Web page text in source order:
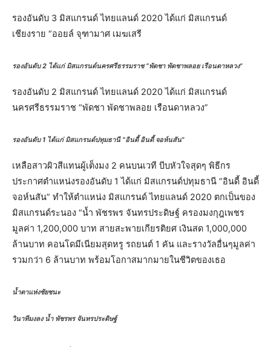
รองอันดับ 3 มิสแกรนด์ ไทยแลนด์ 2020 ได้แก่ มิสแกรนด์
เชียงราย “ออยล์ จุฑามาศ เมฆเสรี
รองอันดับ 2 ได้แก่ มิสแกรนด์นครศรีธรรมราช “พัดชา พัดชาพลอย เรือนดาหลวง”
รองอันดับ 2 มิสแกรนด์ ไทยแลนด์ 2020 ได้แก่ มิสแกรนด์
นครศรีธรรมราช “พัดชา พัดชาพลอย เรือนดาหลวง”
รองอันดับ 1 ได้แก่ มิสแกรนด์ปทุมธานี “อินดี้ อินดี้ จอห์นสัน”
เหลือสาวผิวสีแทนผู้เต็งมง 2 คนบนเวที บีบหัวใจสุดๆ พิธีกร
ประกาศตำแหน่งรองอันดับ 1 ได้แก่ มิสแกรนด์ปทุมธานี “อินดี้ อินดี้
จอห์นสัน” ทำให้ตำแหน่ง มิสแกรนด์ ไทยแลนด์ 2020 ตกเป็นของ
มิสแกรนด์ระนอง “น้ำ พัชรพร จันทรประดิษฐ์ ครองมงกุฎเพชร
มูลค่า 1,200,000 บาท สายสะพายเกียรติยศ เงินสด 1,000,000
ล้านบาท คอนโดมีเนียมสุดหรู รถยนต์ 1 คัน และรางวัลอื่นๆมูลค่า
รวมกว่า 6 ล้านบาท พร้อมโอกาสมากมายในชีวิตของเธอ
น้ำตาแห่งชัยชนะ
วินาทีมงลง น้ำ พัชรพร จันทรประดิษฐ์